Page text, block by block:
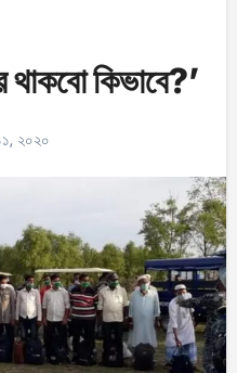
কিভাবে?’
২০২০